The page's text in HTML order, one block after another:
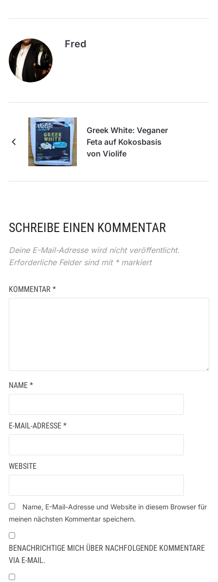
Fred
Greek White: Veganer
Feta auf Kokosbasis
von Violife
SCHREIBE EINEN KOMMENTAR
Deine E-Mail-Adresse wird nicht veröffentlicht.
Erforderliche Felder sind mit *markiert
KOMMENTAR *
NAME *
E-MAIL-ADRESSE *
WEBSITE
Name, E-Mail-Adresse und Website in diesem Browser für
meinen nächsten Kommentar speichern.
BENACHRICHTIGE MICH ÜBER NACHFOLGENDE KOMMENTARE
VIA E-MAIL.